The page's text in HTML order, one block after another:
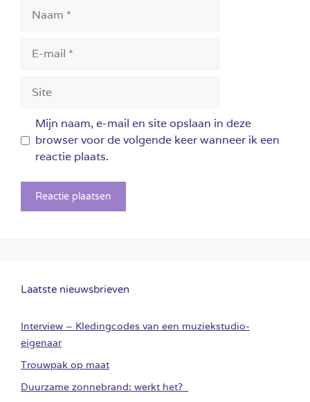
mail
Mijn naam, e-mail en site opslaan in deze
browser voor de volgende keer wanneer ik een
reactie plaats.
Laatste nieuwsbrieven
Interview – Kledingcodes van een muziekstudio-
eigenaar
Trouwpak op maat
Duurzame zonnebrand: werkt het?